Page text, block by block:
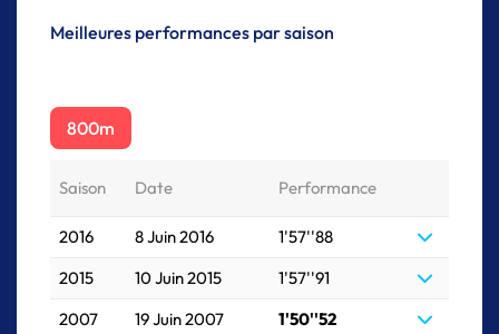
Meilleures performances par saison
800m
Saison Date Performance
2016 8 Juin 2016
1'57''88
2015
10 Juin 2015
1'57''91
2007
19 Juin 2007 1'50''52